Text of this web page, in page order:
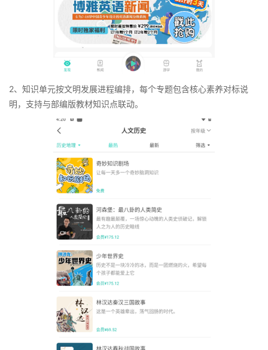
2、知识单元按文明发展进程编排，每个专题包含核心素养对标说
明，支持与部编版教材知识点联动。